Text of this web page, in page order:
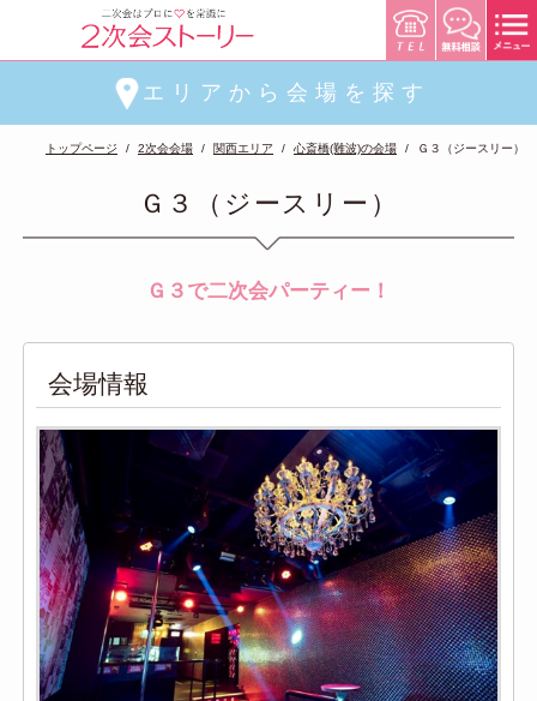
エリアから会場を探す
トップページ 2次会会場 関西エリア 心斎橋(難波)の会場 Ｇ３（ジースリー）
Ｇ３（ジースリー）
Ｇ３で二次会パーティー！
会場情報